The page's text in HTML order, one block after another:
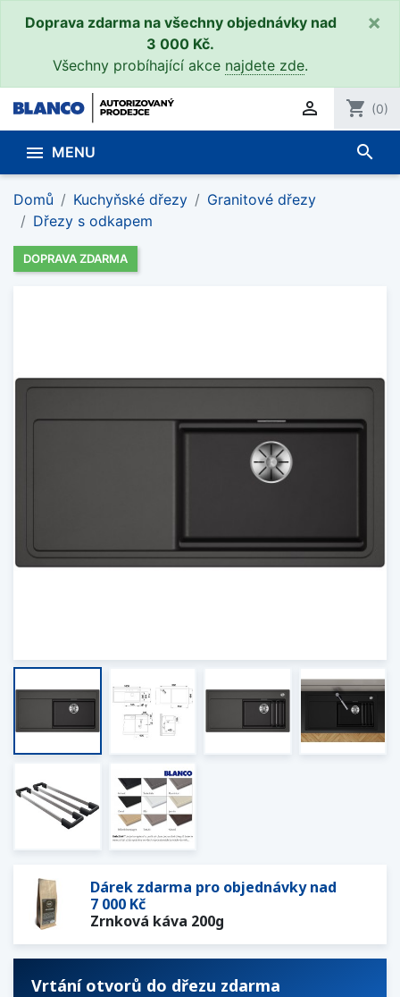
Doprava zdarma na všechny objednávky nad
3 000 Kč.
Všechny probíhající akce najdete zde.
×
 shopping_cart (0)
 MENU search
Domů Kuchyňské dřezy
Granitové dřezy
Dřezy s odkapem
DOPRAVA ZDARMA
Dárek zdarma pro objednávky nad
7 000 Kč
Zrnková káva 200g
Vrtání otvorů do dřezu zdarma